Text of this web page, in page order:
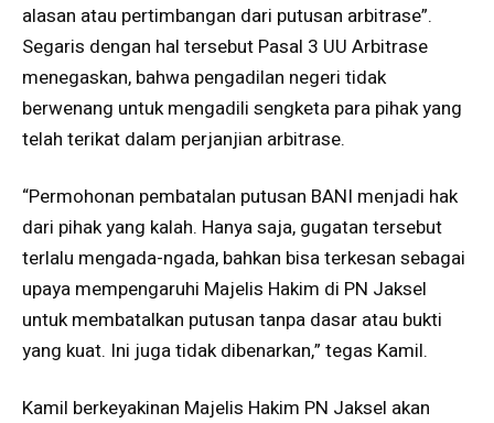
alasan atau pertimbangan dari putusan arbitrase”.
Segaris dengan hal tersebut Pasal 3 UU Arbitrase
menegaskan, bahwa pengadilan negeri tidak
berwenang untuk mengadili sengketa para pihak yang
telah terikat dalam perjanjian arbitrase.
“Permohonan pembatalan putusan BANI menjadi hak
dari pihak yang kalah. Hanya saja, gugatan tersebut
terlalu mengada-ngada, bahkan bisa terkesan sebagai
upaya mempengaruhi Majelis Hakim di PN Jaksel
untuk membatalkan putusan tanpa dasar atau bukti
yang kuat. Ini juga tidak dibenarkan,” tegas Kamil.
Kamil berkeyakinan Majelis Hakim PN Jaksel akan